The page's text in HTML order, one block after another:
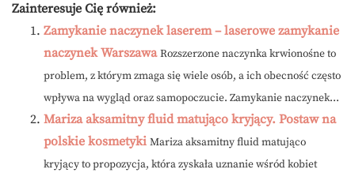
Zainteresuje Cię również:
Zamykanie naczynek laserem – laserowe zamykanie
naczynek Warszawa Rozszerzone naczynka krwionośne to
problem, z którym zmaga się wiele osób, a ich obecność często
wpływa na wygląd oraz samopoczucie. Zamykanie naczynek...
Mariza aksamitny fluid matująco kryjący. Postaw na
polskie kosmetyki Mariza aksamitny fluid matująco
kryjący to propozycja, która zyskała uznanie wśród kobiet